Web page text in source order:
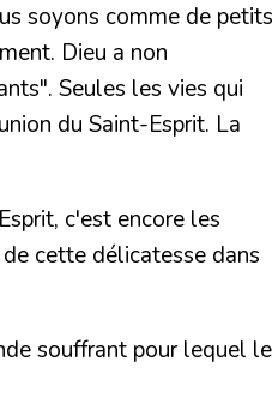
soyons comme de petits
Dieu a non
Seules les vies qui
du Saint-Esprit. La
c'est encore les
cette délicatesse dans
souffrant pour lequel le